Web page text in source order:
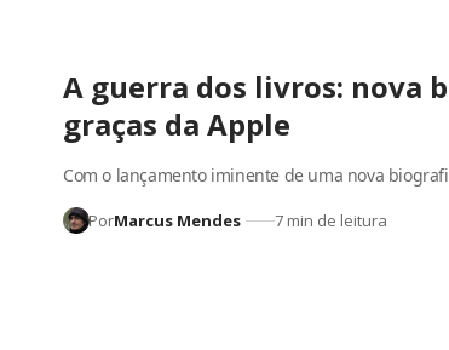
A guerra dos livros: nova
graças da Apple
Com o lançamento iminente de uma nova
PorMarcus Mendes 7 min de leitura